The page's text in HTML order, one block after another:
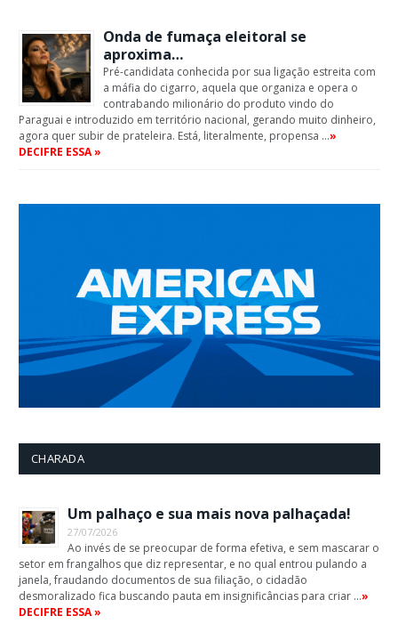
Onda de fumaça eleitoral se
aproxima…
Pré-candidata conhecida por sua ligação estreita com
a máfia do cigarro, aquela que organiza e opera o
contrabando milionário do produto vindo do
Paraguai e introduzido em território nacional, gerando muito dinheiro,
agora quer subir de prateleira. Está, literalmente, propensa …»
DECIFRE ESSA »
CHARADA
Um palhaço e sua mais nova palhaçada!
27/07/2026
Ao invés de se preocupar de forma efetiva, e sem mascarar o
setor em frangalhos que diz representar, e no qual entrou pulando a
janela, fraudando documentos de sua filiação, o cidadão
desmoralizado fica buscando pauta em insignificâncias para criar …»
DECIFRE ESSA »